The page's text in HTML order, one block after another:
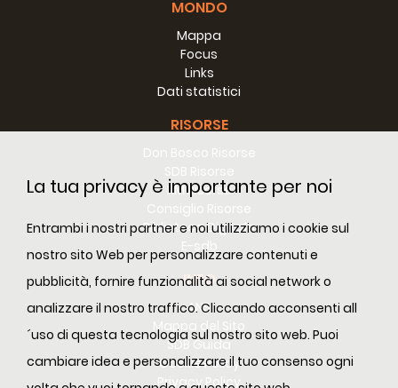
La tua privacy è importante per noi
Entrambi i nostri partner e noi utilizziamo i cookie sul
nostro sito Web per personalizzare contenuti e
pubblicità, fornire funzionalità ai social network o
analizzare il nostro traffico. Cliccando acconsenti all
´uso di questa tecnologia sul nostro sito web. Puoi
cambiare idea e personalizzare il tuo consenso ogni
MONDO
Mappa
Focus
Links
Dati statistici
RISORSE
RM Risorse
Biblioteca Digitale
E-sdb
INFO
ANS
Mappa del Sito
SDB Guida
Cookie Policy
Privacy Policy